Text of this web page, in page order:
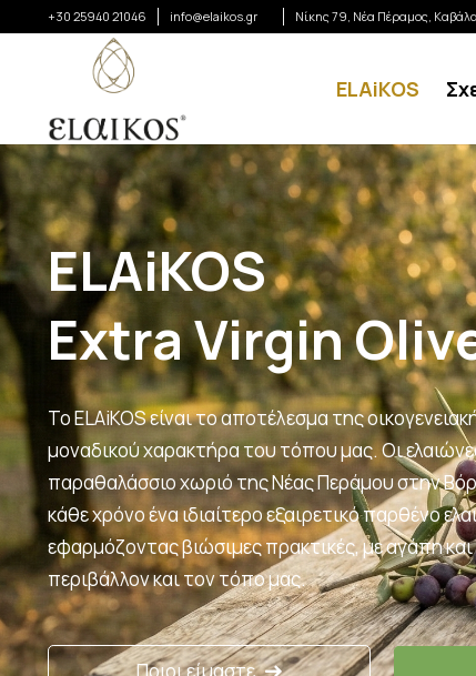
+30 25940 21046 info@elaikos.gr Νίκης 79, Νέα Πέραμος,
ELAiKOS
ELAiKOS
Extra Virgin
Το ELAiKOS είναι το αποτέλεσμα της
μοναδικού χαρακτήρα του τόπου μας. Οι
παραθαλάσσιο χωριό της Νέας Περάμου στην
κάθε χρόνο ένα ιδιαίτερο εξαιρετικό παρθένο
εφαρμόζοντας βιώσιμες πρακτικές, με αγάπη
περιβάλλον και τον τόπο μας.
Ποιοι είμαστε